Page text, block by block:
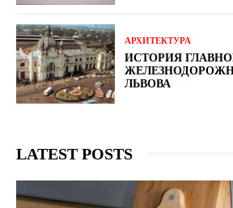
АРХИТЕКТУРА
ИСТОРИЯ
ЛЬВОВА
LATEST POSTS